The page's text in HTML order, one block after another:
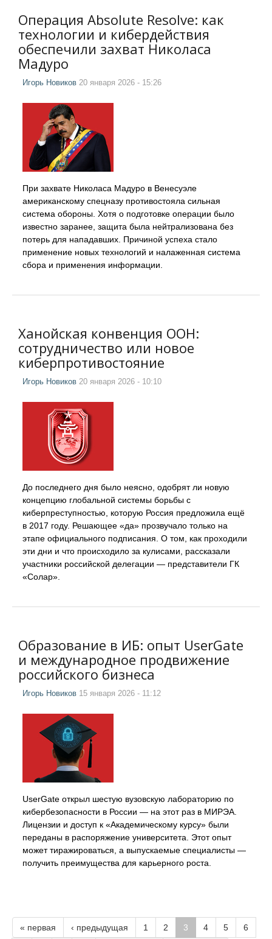
Операция Absolute Resolve: как
технологии и кибердействия
обеспечили захват Николаса
Мадуро
Игорь Новиков 20 января 2026 - 15:26
При захвате Николаса Мадуро в Венесуэле
американскому спецназу противостояла сильная
система обороны. Хотя о подготовке операции было
известно заранее, защита была нейтрализована без
потерь для нападавших. Причиной успеха стало
применение новых технологий и налаженная система
сбора и применения информации.
Ханойская конвенция ООН:
сотрудничество или новое
киберпротивостояние
Игорь Новиков 20 января 2026 - 10:10
До последнего дня было неясно, одобрят ли новую
концепцию глобальной системы борьбы с
киберпреступностью, которую Россия предложила ещё
в 2017 году. Решающее «да» прозвучало только на
этапе официального подписания. О том, как проходили
эти дни и что происходило за кулисами, рассказали
участники российской делегации — представители ГК
«Солар».
Образование в ИБ: опыт UserGate
и международное продвижение
российского бизнеса
Игорь Новиков 15 января 2026 - 11:12
UserGate открыл шестую вузовскую лабораторию по
кибербезопасности в России — на этот раз в МИРЭА.
Лицензии и доступ к «Академическому курсу» были
переданы в распоряжение университета. Этот опыт
может тиражироваться, а выпускаемые специалисты —
получить преимущества для карьерного роста.
« первая ‹ предыдущая 1 2 3 4 5 6